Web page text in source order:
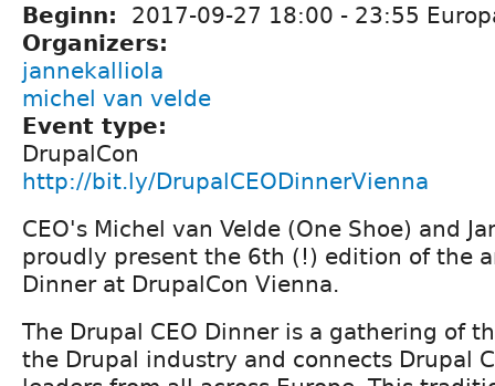
Beginn: 2017-09-27 18:00 - 23:55
Organizers:
jannekalliola
michel van velde
Event type:
DrupalCon
http://bit.ly/DrupalCEODinnerVienna
CEO's Michel van Velde (One Shoe) and
proudly present the 6th (!) edition of the
Dinner at DrupalCon Vienna.
The Drupal CEO Dinner is a gathering of
the Drupal industry and connects Drupal